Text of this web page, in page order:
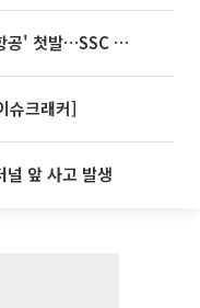
티웨이항공, 새 이름 '트리니티항공' 첫발…SSC 전략 본격화
슈크래커]
널 앞 사고 발생